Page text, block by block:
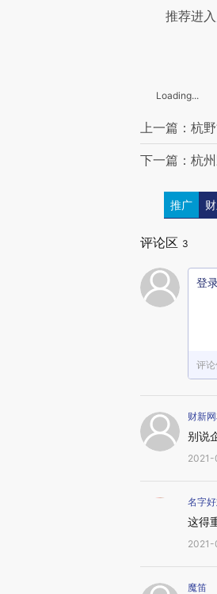
推荐进入
Loading...
上一篇：杭
下一篇：杭
推广
评论区 3
登
评
财新
别说
2021-
名字
这得
2021-
魔笛